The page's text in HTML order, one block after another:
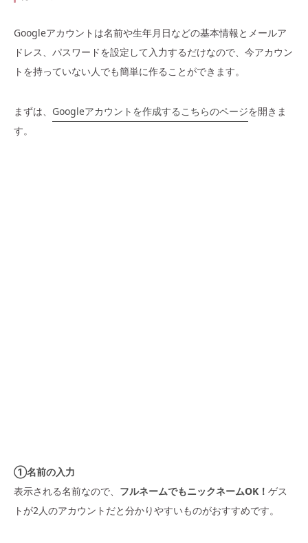
Googleアカウントは名前や生年月日などの基本情報とメールア
ドレス、パスワードを設定して入力するだけなので、今アカウン
トを持っていない人でも簡単に作ることができます。
まずは、 Googleアカウントを作成するこちらのページを開きま
す。
①名前の入力
表示される名前なので、 フルネームでもニックネームOK！ ゲス
トが2人のアカウントだと分かりやすいものがおすすめです。